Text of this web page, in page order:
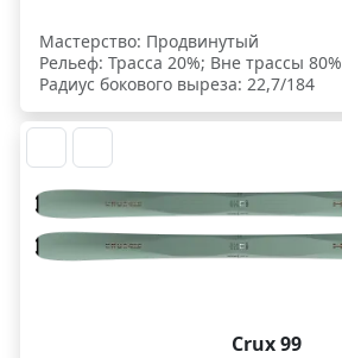
Мастерство: Продвинутый
Рельеф: Трасса 20%; Вне трассы 80%
Радиус бокового выреза: 22,7/184
Crux 99